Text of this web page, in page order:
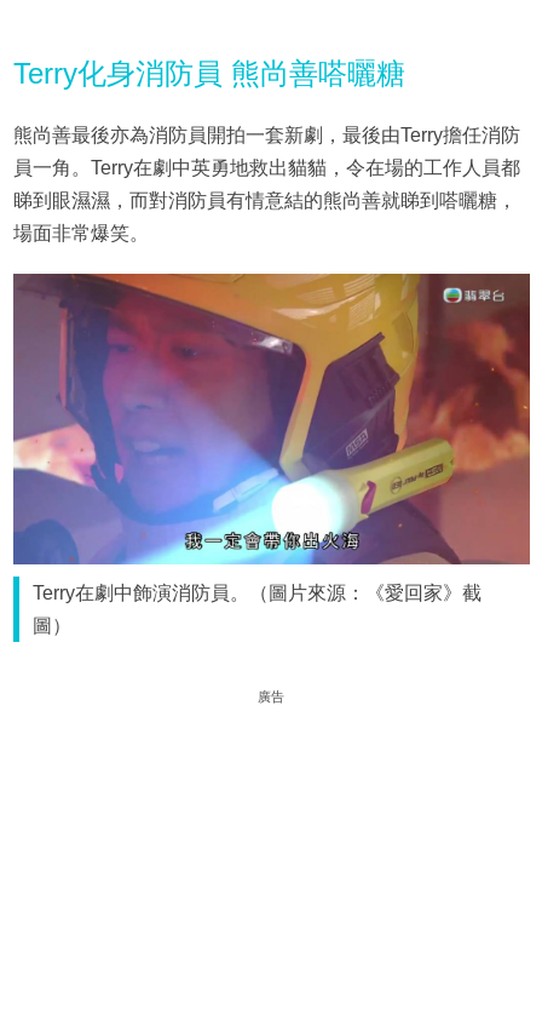
Terry化身消防員 熊尚善嗒曬糖
熊尚善最後亦為消防員開拍一套新劇，最後由Terry擔任消防
員一角。Terry在劇中英勇地救出貓貓，令在場的工作人員都
睇到眼濕濕，而對消防員有情意結的熊尚善就睇到嗒曬糖，
場面非常爆笑。
Terry在劇中飾演消防員。（圖片來源：《愛回家》截
圖）
廣告